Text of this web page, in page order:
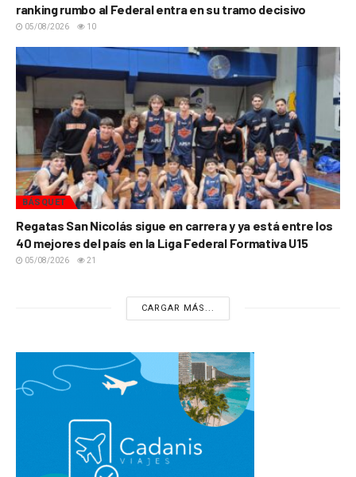
ranking rumbo al Federal entra en su tramo decisivo
05/08/2026 10
BÁSQUET
Regatas San Nicolás sigue en carrera y ya está entre los
40 mejores del país en la Liga Federal Formativa U15
05/08/2026 21
CARGAR MÁS...